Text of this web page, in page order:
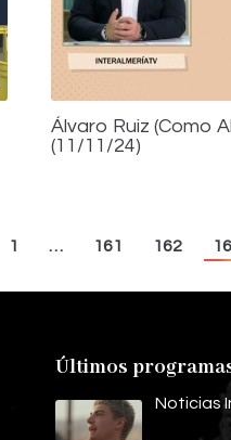
Álvaro Ruiz (Como
(11/11/24)
1 … 161 162
Últimos
Noticias